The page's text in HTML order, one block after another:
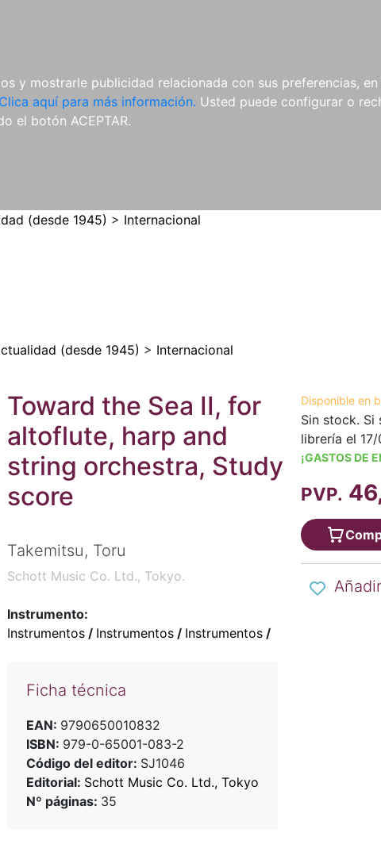
y mostrarle publicidad relacionada con sus preferencias,
Clica aquí para más información. Usted puede configurar o
el botón ACEPTAR.
REVISTAS
CDS Y
DVDS
MATERIAL
COMPLEMENTARIO
(desde 1945) > Internacional
(desde 1945) > Internacional
Toward the Sea II, for
altoflute, harp and
string orchestra, Study
score
Takemitsu, Toru
Schott Music Co. Ltd., Tokyo.
Instrumento:
Instrumentos/ Instrumentos/ Instrumentos/
Ficha técnica
EAN: 9790650010832
ISBN: 979-0-65001-083-2
Código del editor: SJ1046
Editorial: Schott Music Co. Ltd., Tokyo
Nº páginas: 35
Disponible en
Sin stock. Si
librería el
¡GASTOS DE
PVP.